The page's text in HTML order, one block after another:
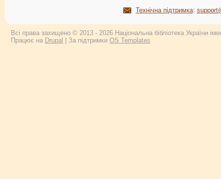
Технічна підтримка:
Всі права захищено © 2013 - 2026 Національна бібліотека України
Працює на Drupal | За підтримки OS Templates